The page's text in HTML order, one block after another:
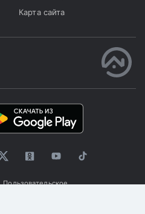
Карта сайта
Пользовательское